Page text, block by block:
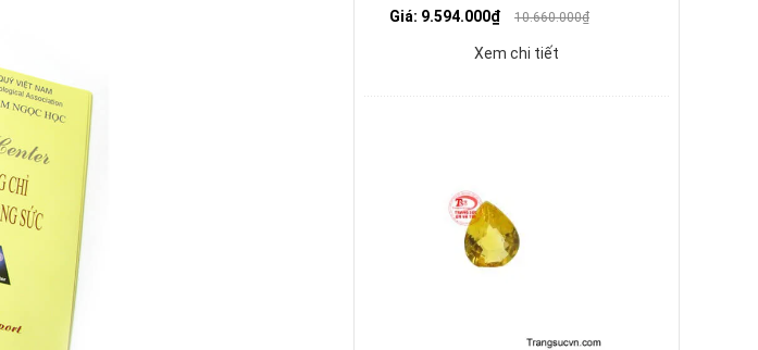
Giá: 9.594.000₫
10.660.000₫
Xem chi tiết